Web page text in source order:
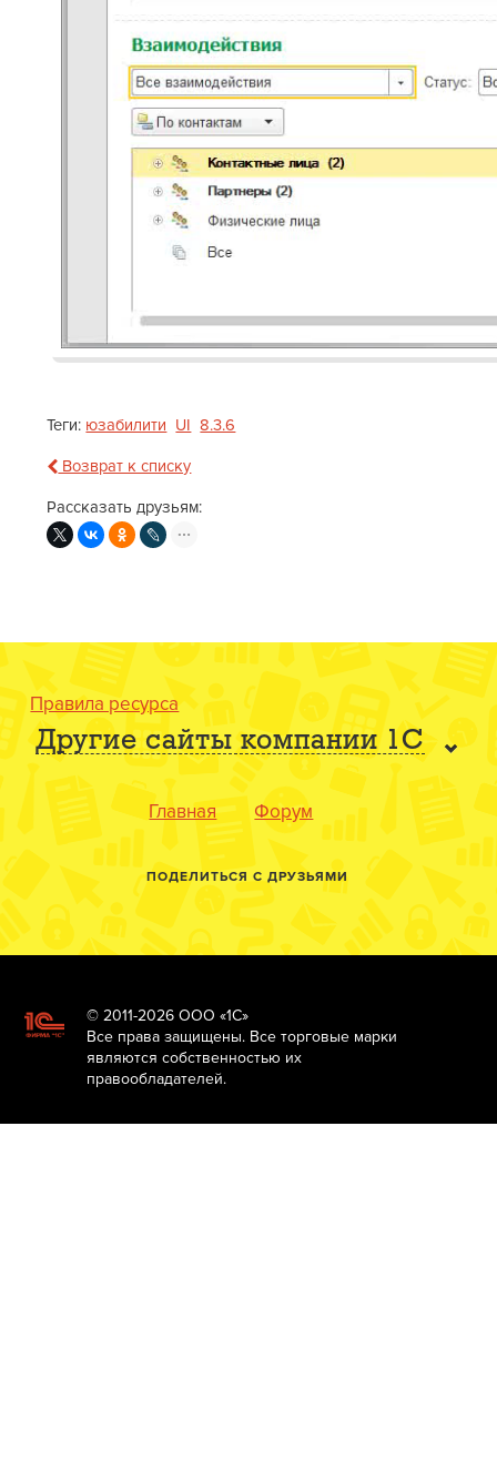
Теги: юзабилити UI 8.3.6
Возврат к списку
Рассказать друзьям:
Правила ресурса
Другие сайты компании 1С
Главная Форум
ПОДЕЛИТЬСЯ С ДРУЗЬЯМИ
© 2011-2026 ООО «1С»
Все права защищены. Все торговые марки
являются собственностью их
правообладателей.